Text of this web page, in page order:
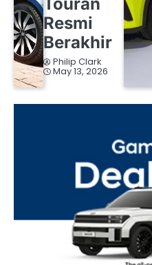
Resmi
Berakhir
Philip Clark
May 13, 2026